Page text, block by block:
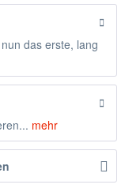
das erste, lang
mehr